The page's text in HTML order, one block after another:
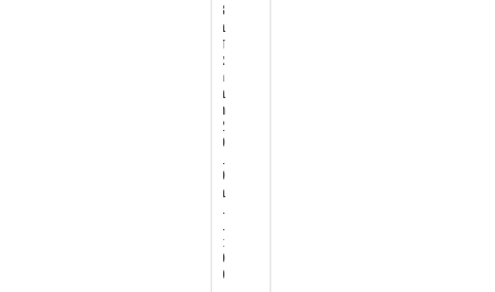
8
ב
ד
צ
מ
ב
ר
2
0
0
ב
:
0
9